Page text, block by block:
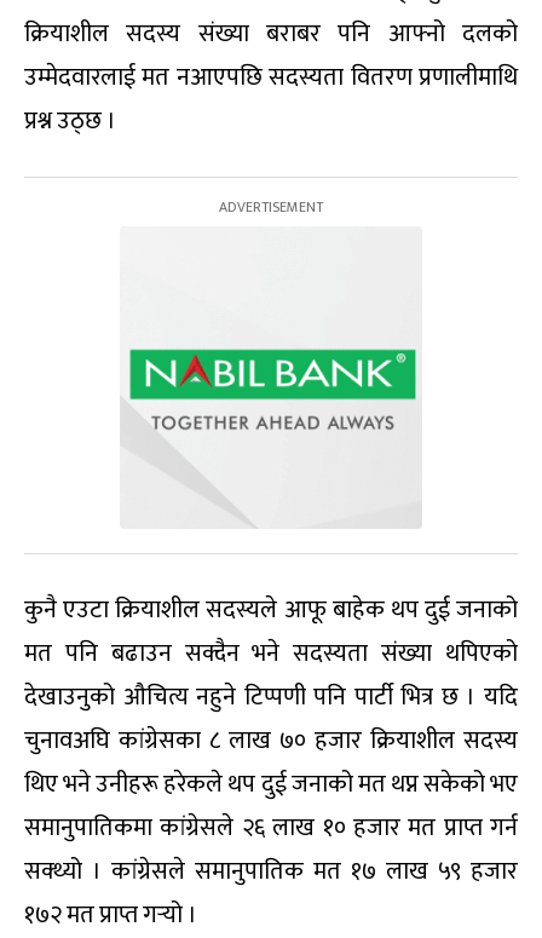
क्रियाशील सदस्य संख्या बराबर पनि आफ्नो दलको
उम्मेदवारलाई मत नआएपछि सदस्यता वितरण प्रणालीमाथि
प्रश्न उठ्छ ।
कुनै एउटा क्रियाशील सदस्यले आफू बाहेक थप दुई जनाको
मत पनि बढाउन सक्दैन भने सदस्यता संख्या थपिएको
देखाउनुको औचित्य नहुने टिप्पणी पनि पार्टी भित्र छ । यदि
चुनावअघि कांग्रेसका ८ लाख ७० हजार क्रियाशील सदस्य
थिए भने उनीहरू हरेकले थप दुई जनाको मत थप्न सकेको भए
समानुपातिकमा कांग्रेसले २६ लाख १० हजार मत प्राप्त गर्न
सक्थ्यो । कांग्रेसले समानुपातिक मत १७ लाख ५९ हजार
१७२ मत प्राप्त गर्‍यो ।